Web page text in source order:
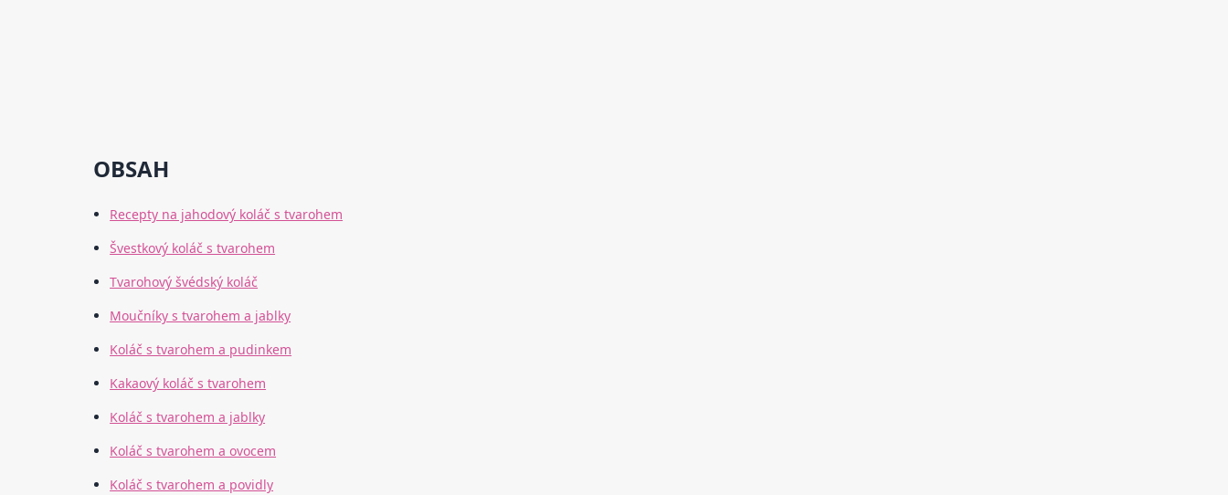
OBSAH
Recepty na jahodový koláč s tvarohem
Švestkový koláč s tvarohem
Tvarohový švédský koláč
Moučníky s tvarohem a jablky
Koláč s tvarohem a pudinkem
Kakaový koláč s tvarohem
Koláč s tvarohem a jablky
Koláč s tvarohem a ovocem
Koláč s tvarohem a povidly